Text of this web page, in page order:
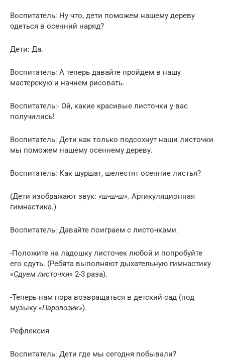
Воспитатель: Ну что, дети поможем нашему дереву
одеться в осенний наряд?
Дети: Да.
Воспитатель: А теперь давайте пройдем в нашу
мастерскую и начнем рисовать.
Воспитатель:- Ой, какие красивые листочки у вас
получились!
Воспитатель: Дети как только подсохнут наши листочки
мы поможем нашему осеннему дереву.
Воспитатель: Как шуршат, шелестят осенние листья?
(Дети изображают звук: «ш-ш-ш». Артикуляционная
гимнастика.)
Воспитатель: Давайте поиграем с листочками.
-Положите на ладошку листочек любой и попробуйте
его сдуть. (Ребята выполняют дыхательную гимнастику
«Сдуем листочки» 2-3 раза).
-Теперь нам пора возвращаться в детский сад (под
музыку «Паровозик»).
Рефлексия
Воспитатель: Дети где мы сегодня побывали?